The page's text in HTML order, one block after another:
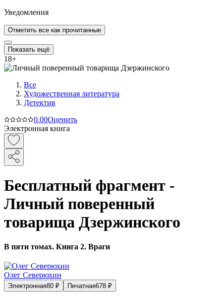
Уведомления
Отметить все как прочитанные
Показать ещё
18+
Все
Художественная литература
Детектив
0.00Оценить
Электронная книга
Бесплатный фрагмент -
Личный поверенный
товарища Дзержинского
В пяти томах. Книга 2. Враги
Олег Северюхин
Электронная80 ₽ Печатная678 ₽